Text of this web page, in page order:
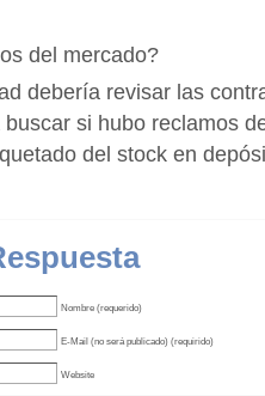
del mercado?
debería revisar las
si hubo reclamos
del stock en
Nombre (requerido)
E-Mail (no será publicado) (requirido)
Website